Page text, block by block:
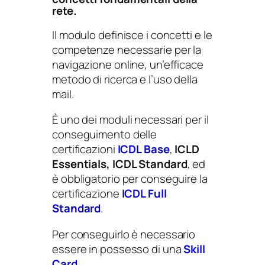
t
à
rete.
Il modulo definisce i concetti e le
competenze necessarie per la
navigazione online, un’efficace
metodo di ricerca e l’uso della
mail.
È uno dei moduli necessari per il
conseguimento delle
certificazioni ICDL Base, ICLD
Essentials, ICDL Standard, ed
è obbligatorio per conseguire la
certificazione ICDL Full
Standard.
Per conseguirlo è necessario
essere in possesso di unaSkill